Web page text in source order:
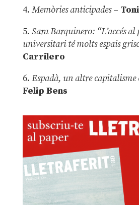
4. Memòries anticipades–
5. Sara Barquinero: “L’accés al
universitari té molts espais
Carrilero
6. Espadà, un altre capitalisme
Felip Bens